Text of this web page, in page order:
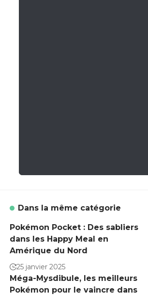
Dans la même catégorie
Pokémon Pocket : Des sabliers
dans les Happy Meal en
Amérique du Nord
25 janvier 2025
Méga-Mysdibule, les meilleurs
Pokémon pour le vaincre dans